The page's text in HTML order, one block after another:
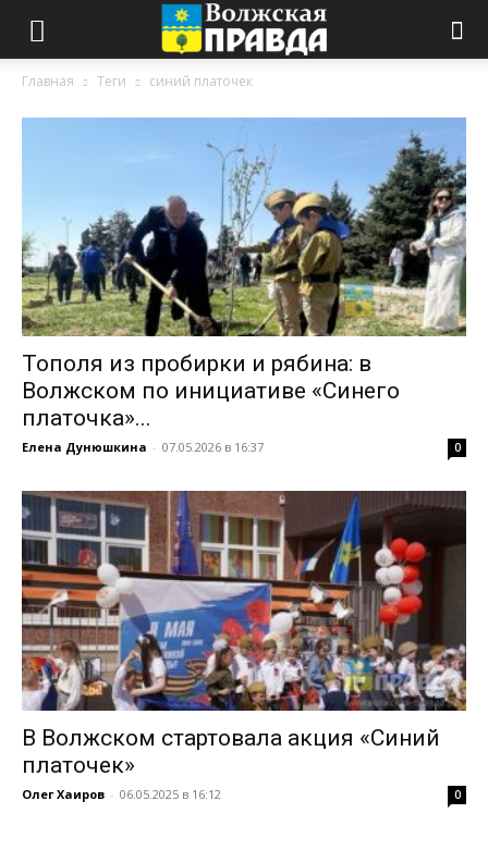
Главная Теги синий платочек
Тополя из пробирки и рябина: в
Волжском по инициативе «Синего
платочка»...
Елена Дунюшкина - 07.05.2026 в 16:37 0
В Волжском стартовала акция «Синий
платочек»
Олег Хаиров - 06.05.2025 в 16:12 0